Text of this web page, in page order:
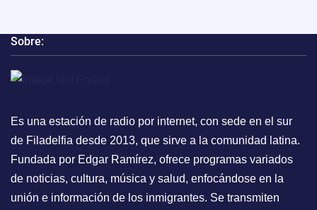
Sobre:
Es una estación de radio por internet, con sede en el sur
de Filadelfia desde 2013, que sirve a la comunidad latina.
Fundada por Edgar Ramírez, ofrece programas variados
de noticias, cultura, música y salud, enfocándose en la
unión e información de los inmigrantes. Se transmiten